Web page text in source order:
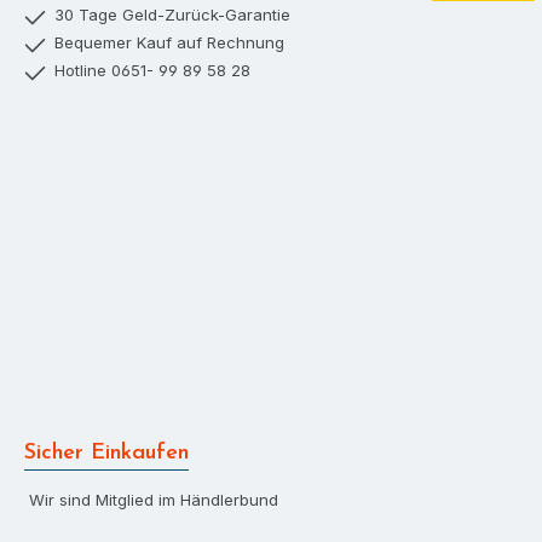
30 Tage Geld-Zurück-Garantie
Bequemer Kauf auf Rechnung
Hotline 0651- 99 89 58 28
Sicher Einkaufen
Wir sind Mitglied im Händlerbund